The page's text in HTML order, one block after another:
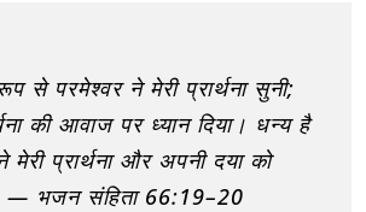
से परमेश्वर ने मेरी प्रार्थना सुनी;
की आवाज पर ध्यान दिया। धन्य है
प्रार्थना और अपनी दया को
— भजन संहिता 66:19–20